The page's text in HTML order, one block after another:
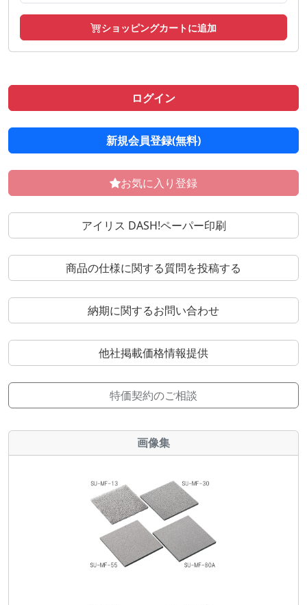
ショッピングカートに追加
ログイン
新規会員登録(無料)
お気に入り登録
アイリス DASH!ペーパー印刷
商品の仕様に関する質問を投稿する
納期に関するお問い合わせ
他社掲載価格情報提供
特価契約のご相談
画像集